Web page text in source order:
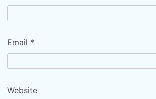
Email *
Website